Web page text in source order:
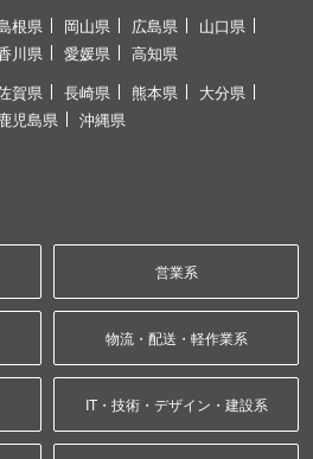
根県 岡山県 広島県
山口県
川県 愛媛県 高知県
賀県 長崎県 熊本県
大分県
児島県 沖縄県
営業系
物流・配送・軽作業系
IT・技術・デザイン・建設系